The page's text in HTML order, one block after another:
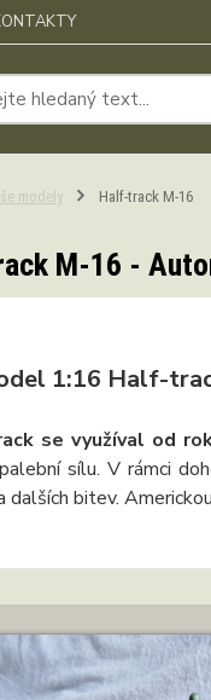
modely Half-track M-16
M-16 -
1:16 Half-
se využíval od
sílu. V rámci
dalších bitev.